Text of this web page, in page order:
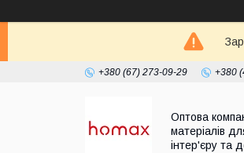
+380 (67) 273-09-29 +380
Оптова
матеріалів
інтер'єру та